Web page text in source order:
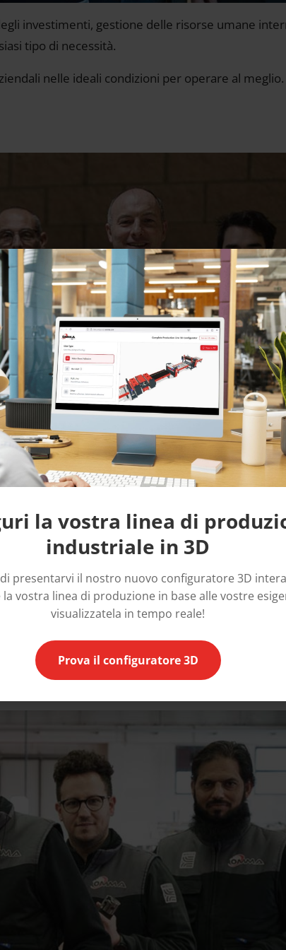
la vostra linea di
industriale in 3D
presentarvi il nostro nuovo configuratore 3D
vostra linea di produzione in base alle vostre
visualizzatela in tempo reale!
Prova il configuratore 3D
investimenti, gestione delle risorse umane
tipo di necessità.
nelle ideali condizioni per operare al meglio.
quotidianamente acquisita nei dettagli;
tecnologica per accrescere maniacalmente
particolari, configurazioni uniche.